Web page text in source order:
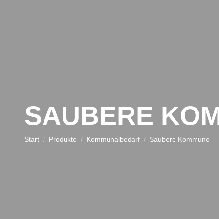
SAUBERE
Sie befinden sich hier:
Start Produkte Kommunalbedarf Saubere Kommune